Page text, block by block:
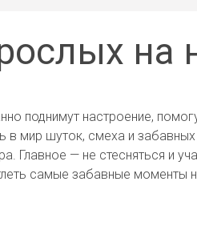
на
поднимут настроение,
в мир шуток, смеха и
Главное — не стесняться и
самые забавные моменты